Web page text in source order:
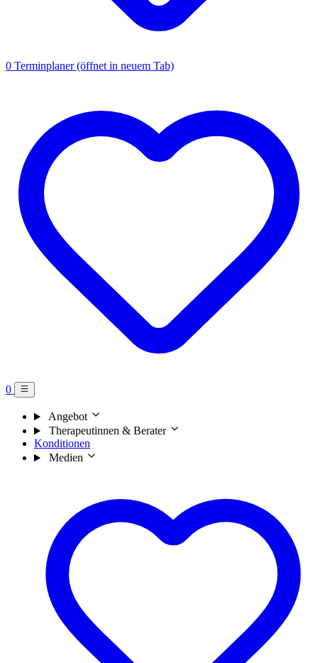
0 Terminplaner(öffnet in neuem Tab)
0
Angebot
Therapeutinnen & Berater
Konditionen
Medien